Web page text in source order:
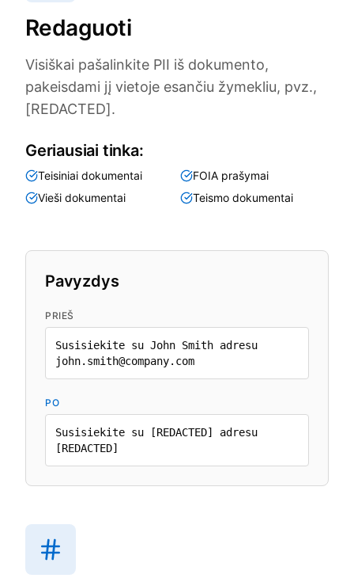
Redaguoti
Visiškai pašalinkite PII iš dokumento,
pakeisdami jį vietoje esančiu žymekliu, pvz.,
[REDACTED].
Geriausiai tinka:
Teisiniai dokumentai
FOIA prašymai
Vieši dokumentai
Teismo dokumentai
Pavyzdys
PRIEŠ
Susisiekite su John Smith adresu
john.smith@company.com
PO
Susisiekite su [REDACTED] adresu
[REDACTED]